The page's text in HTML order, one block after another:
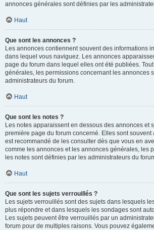
annonces générales sont définies par les
Haut
Que sont les annonces ?
Les annonces contiennent souvent des informations
dans lequel vous naviguez. Les annonces
page du forum dans lequel elles ont été publiées.
générales, les permissions concernant les annonces
administrateurs du forum.
Haut
Que sont les notes ?
Les notes apparaissent en dessous des annonces et
première page du forum concerné. Elles sont souvent
est recommandé de les consulter dès que vous en
comme les annonces et les annonces générales, les
les notes sont définies par les administrateurs du
Haut
Que sont les sujets verrouillés ?
Les sujets verrouillés sont des sujets dans lesquels
plus répondre et dans lesquels les sondages sont
Les sujets peuvent être verrouillés par un
forum pour de multiples raisons. Vous pouvez